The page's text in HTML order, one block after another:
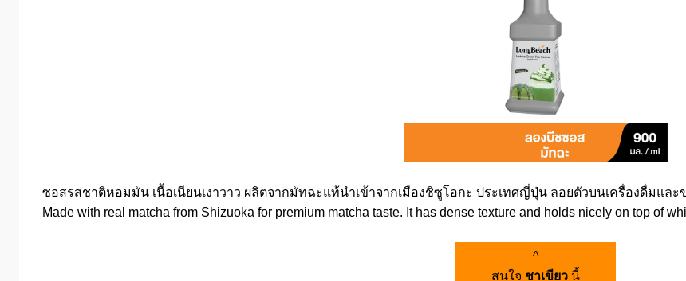
ซอสรสชาติหอมมัน เนื้อเนียนเงาวาว ผลิตจากมัทฉะแท้นำเข้าจากเมืองชิซูโอกะ ประเทศญี่ปุ่น ลอยตัวบนเครื่องดื่มและข
Made with real matcha from Shizuoka for premium matcha taste. It has dense texture and holds nicely on top of
^
สนใจ ชาเขียว นี้